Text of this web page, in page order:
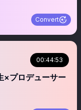
Convert
区公式】毎週木曜放送
00:44:53
×プロデューサー